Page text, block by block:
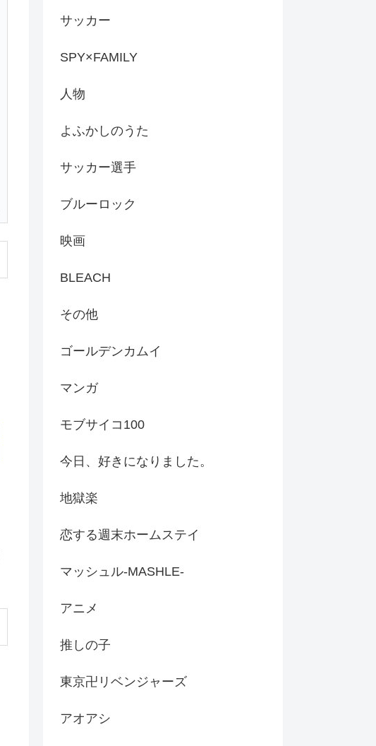
サッカー
SPY×FAMILY
人物
よふかしのうた
サッカー選手
ブルーロック
映画
BLEACH
その他
ゴールデンカムイ
マンガ
モブサイコ100
今日、好きになりました。
地獄楽
恋する週末ホームステイ
マッシュル-MASHLE-
アニメ
推しの子
東京卍リベンジャーズ
アオアシ